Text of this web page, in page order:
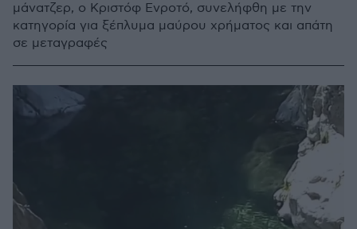
μάνατζερ, ο Κριστόφ Ενροτό, συνελήφθη με την
κατηγορία για ξέπλυμα μαύρου χρήματος και απάτη
σε μεταγραφές